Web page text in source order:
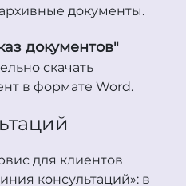
документы.
документов"
скачать
в формате Word.
для клиентов
консультаций»: в